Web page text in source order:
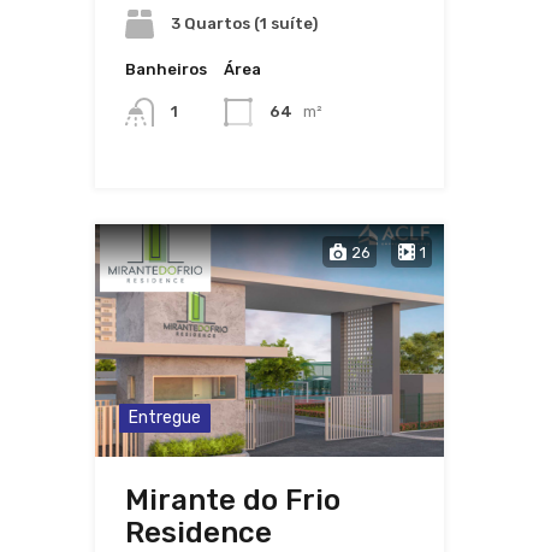
3 Quartos (1 suíte)
Banheiros
1
Área
64 m²
26 1
Entregue
Mirante do Frio
Residence